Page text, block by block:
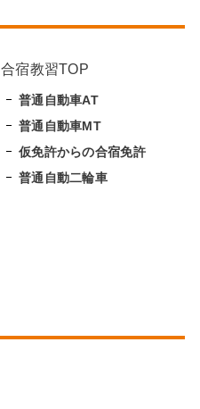
合宿教習TOP
普通自動車AT
普通自動車MT
仮免許からの合宿免許
普通自動二輪車